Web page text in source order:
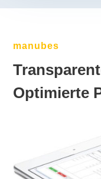
manubes
Optimierte